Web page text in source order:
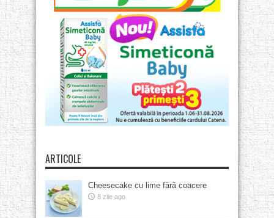
ARTICOLE
Cheesecake cu lime fără coacere
8 zile ago